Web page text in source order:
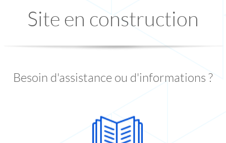
Site en construction
Besoin d'assistance ou d'informations ?